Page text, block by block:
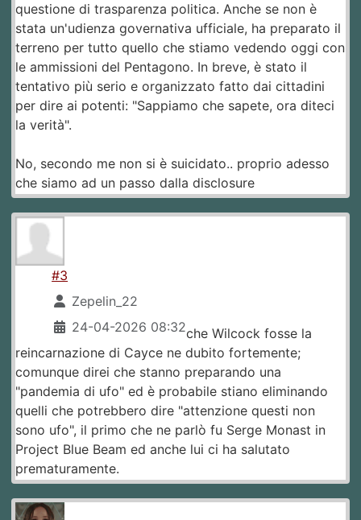
questione di trasparenza politica. Anche se non è
stata un'udienza governativa ufficiale, ha preparato il
terreno per tutto quello che stiamo vedendo oggi con
le ammissioni del Pentagono. In breve, è stato il
tentativo più serio e organizzato fatto dai cittadini
per dire ai potenti: "Sappiamo che sapete, ora diteci
la verità".
No, secondo me non si è suicidato.. proprio adesso
che siamo ad un passo dalla disclosure
#3
Zepelin_22
24-04-2026 08:32che Wilcock fosse la
reincarnazione di Cayce ne dubito fortemente;
comunque direi che stanno preparando una
"pandemia di ufo" ed è probabile stiano eliminando
quelli che potrebbero dire "attenzione questi non
sono ufo", il primo che ne parlò fu Serge Monast in
Project Blue Beam ed anche lui ci ha salutato
prematuramente.